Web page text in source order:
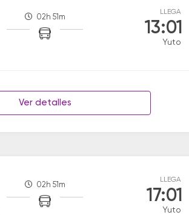
02h 51m
LLEGA
13:01
Yuto
Ver detalles
02h 51m
LLEGA
17:01
Yuto